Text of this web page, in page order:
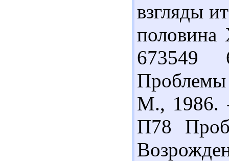
взгляды
673549
Проблемы
М., 1986.
П78